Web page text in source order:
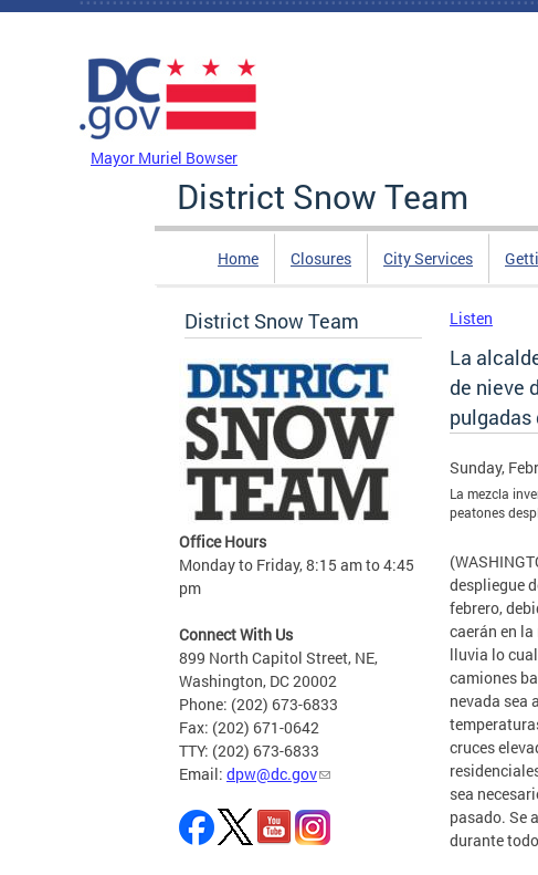
Skip to main content
Mayor Muriel Bowser
District Snow Team
Home Closures City Services
District Snow Team
Office Hours
Monday to Friday, 8:15 am to 4:45
pm
Connect With Us
899 North Capitol Street, NE,
Washington, DC 20002
Phone: (202) 673-6833
Fax: (202) 671-0642
TTY: (202) 673-6833
Email: dpw@dc.gov
Listen
La
de nieve
pulgadas
Sunday,
La mezcla
peatones
despliegue
febrero,
caerán en
lluvia lo
camiones
nevada sea
cruces
sea
pasado. Se
durante